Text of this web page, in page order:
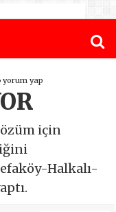
yorum yap
için
Halkalı-